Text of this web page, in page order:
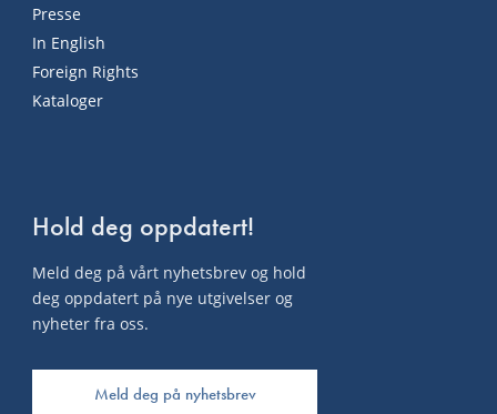
Presse
In English
Foreign Rights
Kataloger
Hold deg oppdatert!
Meld deg på vårt nyhetsbrev og hold
deg oppdatert på nye utgivelser og
nyheter fra oss.
Meld deg på nyhetsbrev